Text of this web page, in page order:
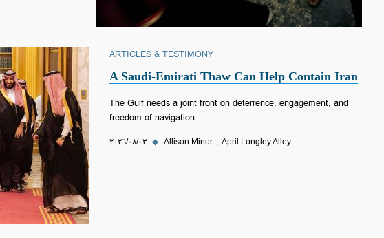
ARTICLES & TESTIMONY
A Saudi-Emirati Thaw Can Help Contain Iran
The Gulf needs a joint front on deterrence, engagement, and
freedom of navigation.
٠٣‏/٠٨‏/٢٠٢٦ ◆ Allison Minor April Longley Alley